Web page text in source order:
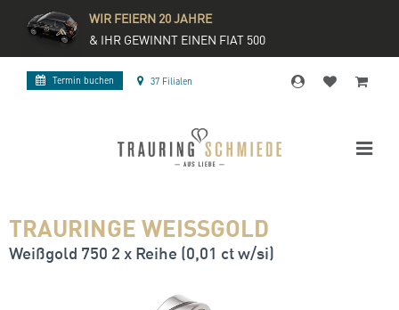
WIR FEIERN 20 JAHRE
& IHR GEWINNT EINEN FIAT 500
Termin buchen 37 Filialen
TRAURINGE WEISSGOLD
Weißgold 750 2 x Reihe (0,01 ct w/si)